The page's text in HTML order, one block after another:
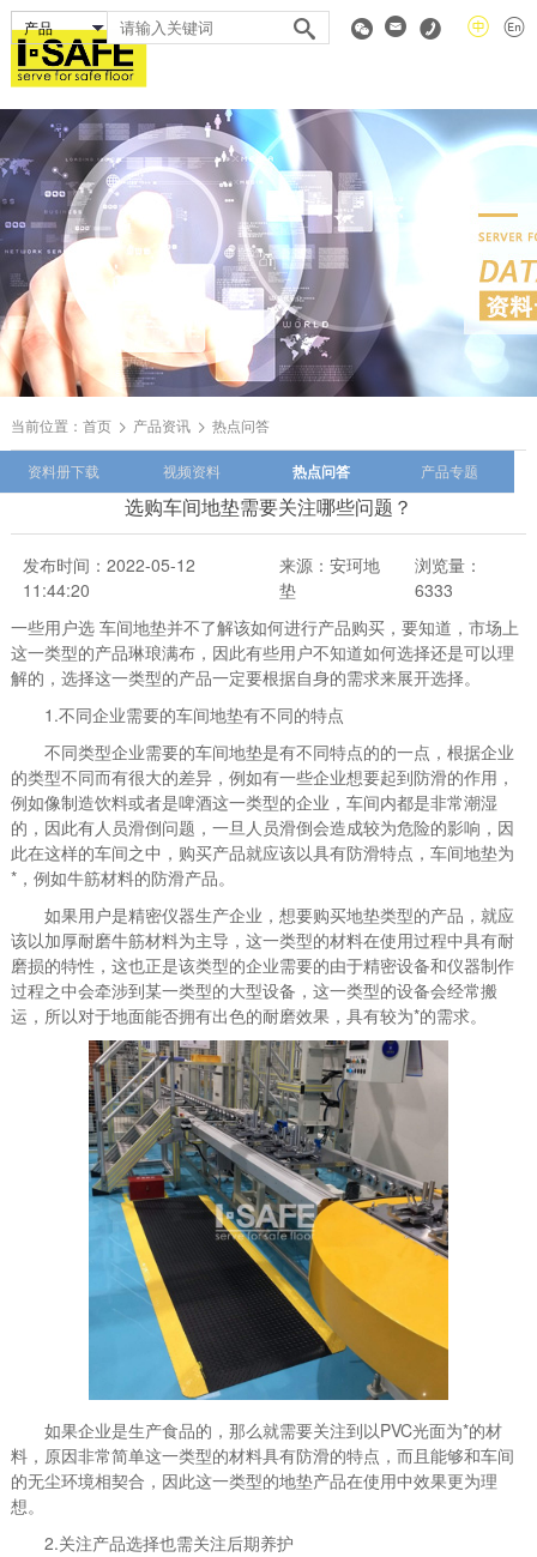
当前位置： 首页 产品资讯 热点问答
资料册下载 视频资料 热点问答 产品专题
选购车间地垫需要关注哪些问题？
发布时间：2022-05-12
11:44:20
来源：安珂地
垫
浏览量：
6333
一些用户选 车间地垫并不了解该如何进行产品购买，要知道，市场上
这一类型的产品琳琅满布，因此有些用户不知道如何选择还是可以理
解的，选择这一类型的产品一定要根据自身的需求来展开选择。
1.不同企业需要的车间地垫有不同的特点
不同类型企业需要的车间地垫是有不同特点的的一点，根据企业
的类型不同而有很大的差异，例如有一些企业想要起到防滑的作用，
例如像制造饮料或者是啤酒这一类型的企业，车间内都是非常潮湿
的，因此有人员滑倒问题，一旦人员滑倒会造成较为危险的影响，因
此在这样的车间之中，购买产品就应该以具有防滑特点，车间地垫为
*，例如牛筋材料的防滑产品。
如果用户是精密仪器生产企业，想要购买地垫类型的产品，就应
该以加厚耐磨牛筋材料为主导，这一类型的材料在使用过程中具有耐
磨损的特性，这也正是该类型的企业需要的由于精密设备和仪器制作
过程之中会牵涉到某一类型的大型设备，这一类型的设备会经常搬
运，所以对于地面能否拥有出色的耐磨效果，具有较为*的需求。
如果企业是生产食品的，那么就需要关注到以PVC光面为*的材
料，原因非常简单这一类型的材料具有防滑的特点，而且能够和车间
的无尘环境相契合，因此这一类型的地垫产品在使用中效果更为理
想。
2.关注产品选择也需关注后期养护